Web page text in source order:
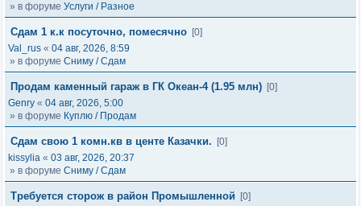
» в форуме Услуги / Разное
Сдам 1 к.к посуточно, помесячно [0]
Val_rus « 04 авг, 2026, 8:59
» в форуме Сниму / Сдам
Продам каменный гараж в ГК Океан-4 (1.95 млн) [0]
Genry « 04 авг, 2026, 5:00
» в форуме Куплю / Продам
Сдам свою 1 комн.кв в центе Казачки.
[0]
kissylia « 03 авг, 2026, 20:37
» в форуме Сниму / Сдам
Требуется сторож в район Промышленной
[0]